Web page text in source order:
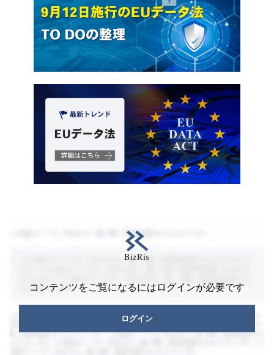
コンテンツをご覧になるにはログインが必要です
ログイン